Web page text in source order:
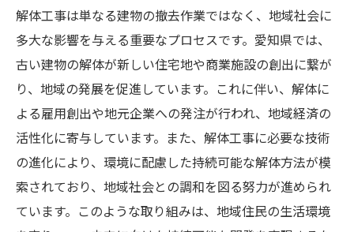
解体工事は単なる建物の撤去作業ではなく、地域社会に
多大な影響を与える重要なプロセスです。愛知県では、
古い建物の解体が新しい住宅地や商業施設の創出に繋が
り、地域の発展を促進しています。これに伴い、解体に
よる雇用創出や地元企業への発注が行われ、地域経済の
活性化に寄与しています。また、解体工事に必要な技術
の進化により、環境に配慮した持続可能な解体方法が模
索されており、地域社会との調和を図る努力が進められ
ています。このような取り組みは、地域住民の生活環境